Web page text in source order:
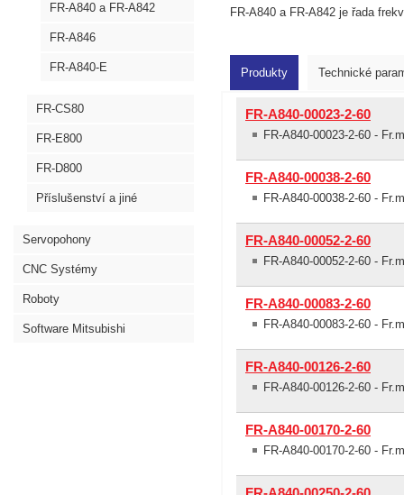
FR-A840 a FR-A842
FR-A846
FR-A840-E
FR-CS80
FR-E800
FR-D800
Příslušenství a jiné
Servopohony
CNC Systémy
Roboty
Software Mitsubishi
FR-A840 a FR-A842 je řada
Produkty Technické
FR-A840-00023-2-60
FR-A840-00023-2-60 -
FR-A840-00038-2-60
FR-A840-00038-2-60 -
FR-A840-00052-2-60
FR-A840-00052-2-60 -
FR-A840-00083-2-60
FR-A840-00083-2-60 -
FR-A840-00126-2-60
FR-A840-00126-2-60 -
FR-A840-00170-2-60
FR-A840-00170-2-60 -